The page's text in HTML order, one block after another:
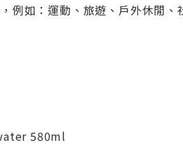
例如：運動、旅遊、戶外休閒
580ml